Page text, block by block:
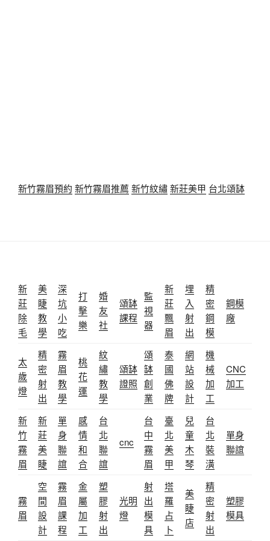
新竹霧眉預約 新竹霧眉推薦 新竹紋繡新莊美甲 台北頌缽
新
莊
除
毛
美
睫
教
學
深
坑
小
吃
打
擊
樂
婚
友
社
頌缽
課程
監
視
器
新
莊
飄
眉
埋
入
射
出
精
密
鋼
模
鋼模
廠
太
歲
燈
精
密
射
出
霧
眉
教
學
桃
花
運
紋
繡
教
學
頌缽
證照
頌
缽
創
業
泰
國
佛
牌
網
站
設
計
機
械
加
工
CNC
加工
新
竹
霧
眉
新
莊
美
睫
單
身
聯
誼
感
情
和
合
台
北
聯
誼
cnc
台
中
霧
眉
臺
北
美
甲
兒
童
木
琴
台
北
裝
潢
單身
聯誼
霧
眉
空
間
設
計
霧
眉
課
程
金
屬
加
工
塑
膠
射
出
光明
燈
射
出
模
具
塔
羅
占
卜
美
睫
店
精
密
射
出
塑膠
模具